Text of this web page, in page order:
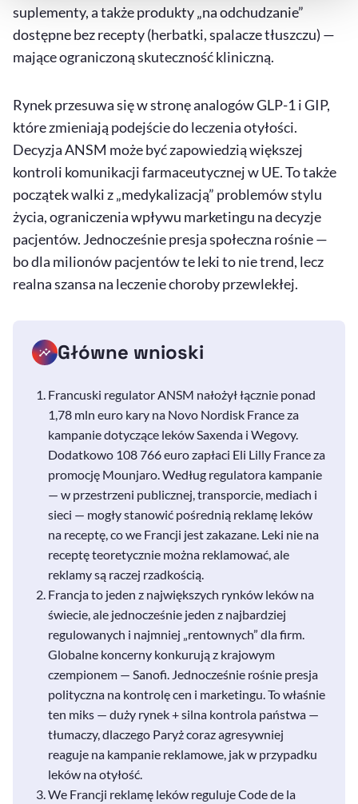
suplementy, a także produkty „na odchudzanie”
dostępne bez recepty (herbatki, spalacze tłuszczu) —
mające ograniczoną skuteczność kliniczną.
Rynek przesuwa się w stronę analogów GLP-1 i GIP,
które zmieniają podejście do leczenia otyłości.
Decyzja ANSM może być zapowiedzią większej
kontroli komunikacji farmaceutycznej w UE. To także
początek walki z „medykalizacją” problemów stylu
życia, ograniczenia wpływu marketingu na decyzje
pacjentów. Jednocześnie presja społeczna rośnie —
bo dla milionów pacjentów te leki to nie trend, lecz
realna szansa na leczenie choroby przewlekłej.
Główne wnioski
Francuski regulator ANSM nałożył łącznie ponad
1,78 mln euro kary na Novo Nordisk France za
kampanie dotyczące leków Saxenda i Wegovy.
Dodatkowo 108 766 euro zapłaci Eli Lilly France za
promocję Mounjaro. Według regulatora kampanie
— w przestrzeni publicznej, transporcie, mediach i
sieci — mogły stanowić pośrednią reklamę leków
na receptę, co we Francji jest zakazane. Leki nie na
receptę teoretycznie można reklamować, ale
reklamy są raczej rzadkością.
Francja to jeden z największych rynków leków na
świecie, ale jednocześnie jeden z najbardziej
regulowanych i najmniej „rentownych” dla firm.
Globalne koncerny konkurują z krajowym
czempionem — Sanofi. Jednocześnie rośnie presja
polityczna na kontrolę cen i marketingu. To właśnie
ten miks — duży rynek + silna kontrola państwa —
tłumaczy, dlaczego Paryż coraz agresywniej
reaguje na kampanie reklamowe, jak w przypadku
leków na otyłość.
We Francji reklamę leków reguluje Code de la